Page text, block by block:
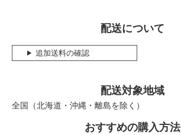
配送について
追加送料の確認
配送対象地域
全国（北海道・沖縄・離島を除く）
おすすめの購入方法